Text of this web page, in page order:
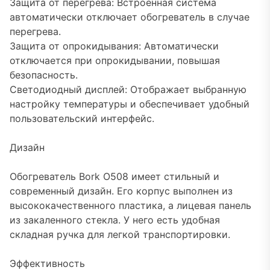
Защита от перегрева: Встроенная система
автоматически отключает обогреватель в случае
перегрева.
Защита от опрокидывания: Автоматически
отключается при опрокидывании, повышая
безопасность.
Светодиодный дисплей: Отображает выбранную
настройку температуры и обеспечивает удобный
пользовательский интерфейс.
Дизайн
Обогреватель Bork O508 имеет стильный и
современный дизайн. Его корпус выполнен из
высококачественного пластика, а лицевая панель
из закаленного стекла. У него есть удобная
складная ручка для легкой транспортировки.
Эффективность